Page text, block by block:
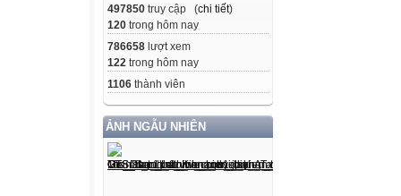
497850 truy cập (chi tiết)
120 trong hôm nay
786658 lượt xem
122 trong hôm nay
1106 thành viên
ẢNH NGẪU NHIÊN